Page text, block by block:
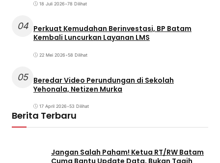
18 Juli 2026•78 Dilihat
04 Perkuat Kemudahan Berinvestasi, BP Batam
Kembali Luncurkan Layanan LMS
22 Mei 2026•58 Dilihat
05 Beredar Video Perundungan di Sekolah
Yehonala, Netizen Murka
17 April 2026•53 Dilihat
Berita Terbaru
Jangan Salah Paham! Ketua RT/RW Batam
Cuma Bantu Update Data, Bukan Tagih